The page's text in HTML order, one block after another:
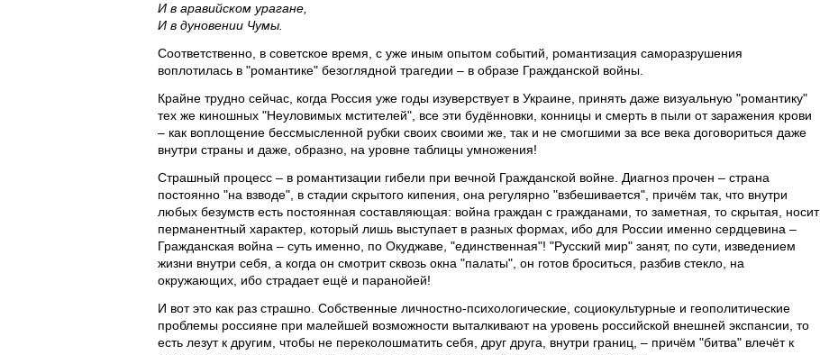
И в аравийском урагане,
И в дуновении Чумы.
Соответственно, в советское время, с уже иным опытом событий, романтизация саморазрушения
воплотилась в "романтике" безоглядной трагедии – в образе Гражданской войны.
Крайне трудно сейчас, когда Россия уже годы изуверствует в Украине, принять даже визуальную "романтику"
тех же киношных "Неуловимых мстителей", все эти будённовки, конницы и смерть в пыли от заражения крови
– как воплощение бессмысленной рубки своих своими же, так и не смогшими за все века договориться даже
внутри страны и даже, образно, на уровне таблицы умножения!
Страшный процесс – в романтизации гибели при вечной Гражданской войне. Диагноз прочен – страна
постоянно "на взводе", в стадии скрытого кипения, она регулярно "взбешивается", причём так, что внутри
любых безумств есть постоянная составляющая: война граждан с гражданами, то заметная, то скрытая, носит
перманентный характер, который лишь выступает в разных формах, ибо для России именно сердцевина –
Гражданская война – суть именно, по Окуджаве, "единственная"! "Русский мир" занят, по сути, изведением
жизни внутри себя, а когда он смотрит сквозь окна "палаты", он готов броситься, разбив стекло, на
окружающих, ибо страдает ещё и паранойей!
И вот это как раз страшно. Собственные личностно-психологические, социокультурные и геополитические
проблемы россияне при малейшей возможности выталкивают на уровень российской внешней экспансии, то
есть лезут к другим, чтобы не переколошматить себя, друг друга, внутри границ, – причём "битва" влечёт к